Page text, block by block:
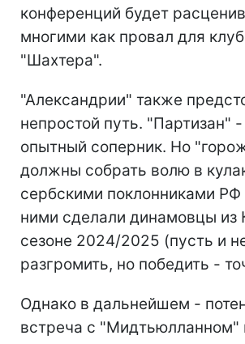
конференций будет
многими как провал для
"Шахтера".
"Александрии" также
непростой путь. "Партизан"
опытный соперник. Но
должны собрать волю в
сербскими поклонниками РФ
ними сделали динамовцы из
сезоне 2024/2025 (пусть и
разгромить, но победить -
Однако в дальнейшем -
встреча с "Мидтьюлланном"